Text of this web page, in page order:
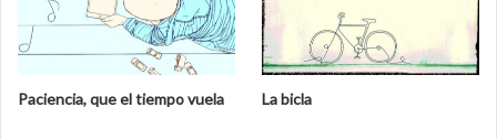
Paciencia, que el tiempo vuela La bicla